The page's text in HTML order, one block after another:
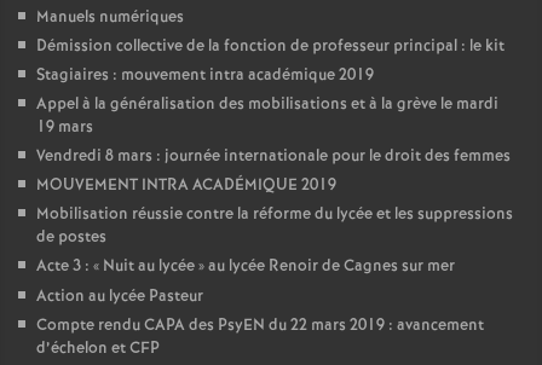
Manuels numériques
Démission collective de la fonction de professeur principal : le kit
Stagiaires : mouvement intra académique 2019
Appel à la généralisation des mobilisations et à la grève le mardi
19 mars
Vendredi 8 mars : journée internationale pour le droit des femmes
MOUVEMENT INTRA ACADÉMIQUE 2019
Mobilisation réussie contre la réforme du lycée et les suppressions
de postes
Acte 3 : « Nuit au lycée» au lycée Renoir de Cagnes sur mer
Action au lycée Pasteur
Compte rendu CAPA des PsyEN du 22 mars 2019 : avancement
d’échelon et CFP